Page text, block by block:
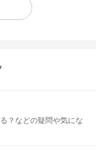
？などの疑問や気にな